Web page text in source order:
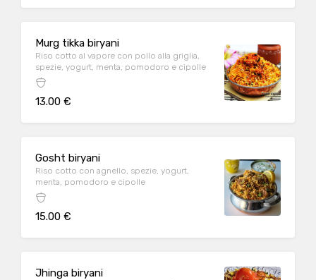
Murg tikka biryani
Riso cotto al vapore con pollo alla griglia,
spezie, yogurt, menta, pomodoro e cipolle
13.00 €
Gosht biryani
Riso cotto con agnello, spezie, yogurt,
menta, pomodoro e cipolle
15.00 €
Jhinga biryani